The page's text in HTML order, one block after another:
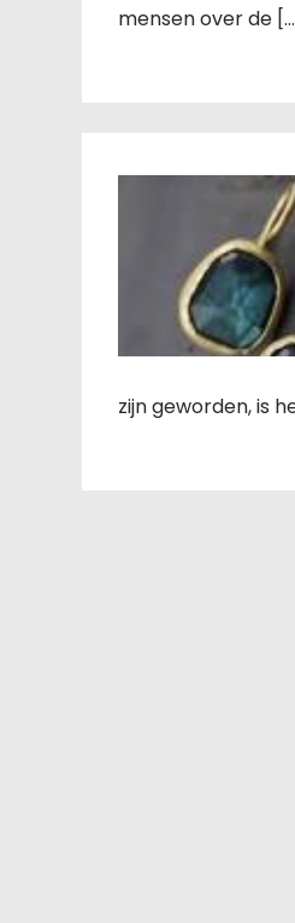
mensen over de
zijn geworden, is